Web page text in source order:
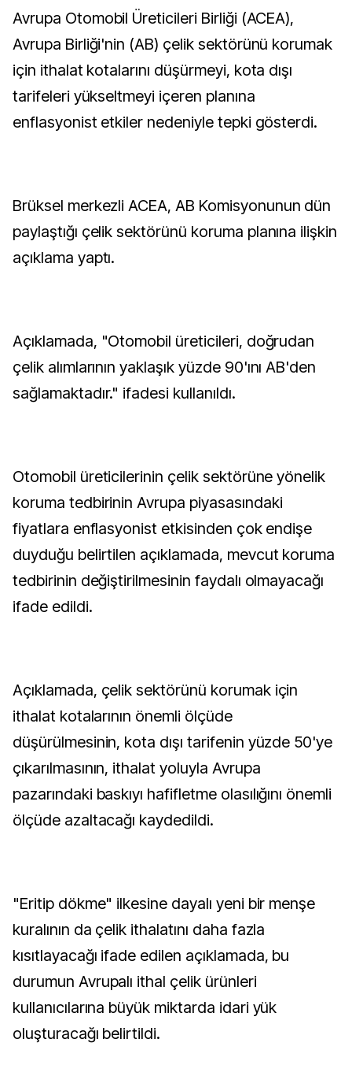
Avrupa Otomobil Üreticileri Birliği (ACEA),
Avrupa Birliği'nin (AB) çelik sektörünü korumak
için ithalat kotalarını düşürmeyi, kota dışı
tarifeleri yükseltmeyi içeren planına
enflasyonist etkiler nedeniyle tepki gösterdi.
Brüksel merkezli ACEA, AB Komisyonunun dün
paylaştığı çelik sektörünü koruma planına ilişkin
açıklama yaptı.
Açıklamada, "Otomobil üreticileri, doğrudan
çelik alımlarının yaklaşık yüzde 90'ını AB'den
sağlamaktadır." ifadesi kullanıldı.
Otomobil üreticilerinin çelik sektörüne yönelik
koruma tedbirinin Avrupa piyasasındaki
fiyatlara enflasyonist etkisinden çok endişe
duyduğu belirtilen açıklamada, mevcut koruma
tedbirinin değiştirilmesinin faydalı olmayacağı
ifade edildi.
Açıklamada, çelik sektörünü korumak için
ithalat kotalarının önemli ölçüde
düşürülmesinin, kota dışı tarifenin yüzde 50'ye
çıkarılmasının, ithalat yoluyla Avrupa
pazarındaki baskıyı hafifletme olasılığını önemli
ölçüde azaltacağı kaydedildi.
"Eritip dökme" ilkesine dayalı yeni bir menşe
kuralının da çelik ithalatını daha fazla
kısıtlayacağı ifade edilen açıklamada, bu
durumun Avrupalı ithal çelik ürünleri
kullanıcılarına büyük miktarda idari yük
oluşturacağı belirtildi.